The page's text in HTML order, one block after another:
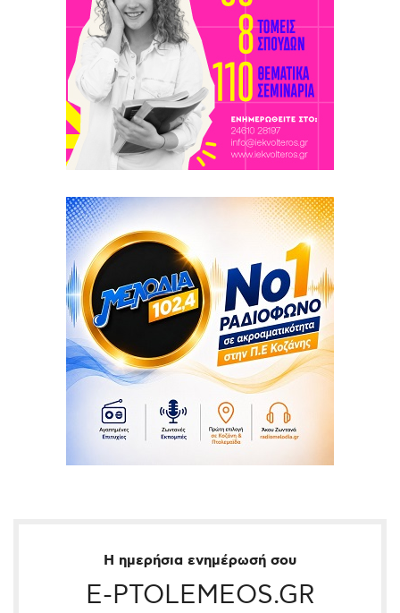
Η ημερήσια ενημέρωσή σου
E-PTOLEMEOS.GR